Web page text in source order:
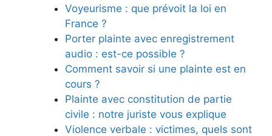
Voyeurisme : que prévoit la loi en
France ?
Porter plainte avec enregistrement
audio : est-ce possible ?
Comment savoir si une plainte est en
cours ?
Plainte avec constitution de partie
civile : notre juriste vous explique
Violence verbale : victimes, quels sont